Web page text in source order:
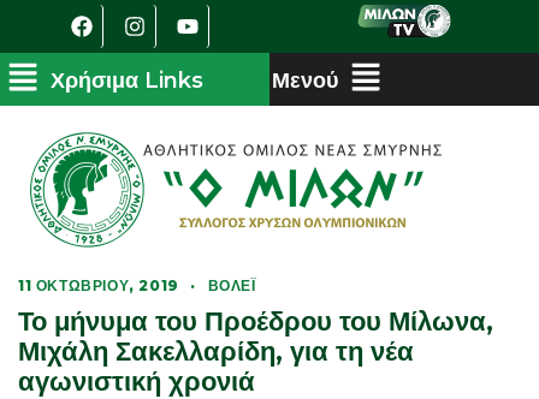
11 ΟΚΤΩΒΡΊΟΥ, 2019 · ΒΌΛΕΪ
Το μήνυμα του Προέδρου του Μίλωνα,
Μιχάλη Σακελλαρίδη, για τη νέα
αγωνιστική χρονιά